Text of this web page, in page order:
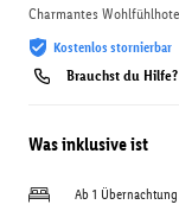
Charmantes
Kostenlos stornierbar
Brauchst du Hilfe?
Was inklusive ist
Ab 1